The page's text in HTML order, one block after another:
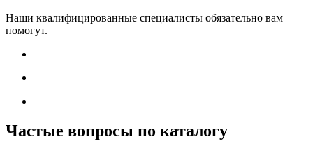
Наши квалифицированные специалисты обязательно вам
помогут.
Частые вопросы по каталогу